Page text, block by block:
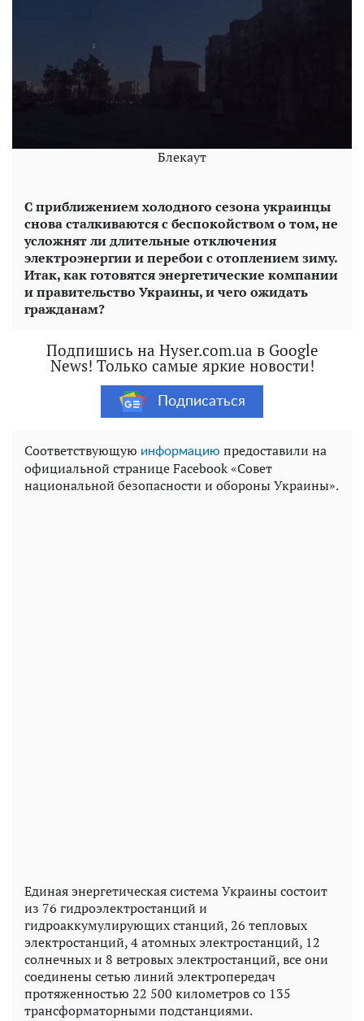
Блекаут
С приближением холодного сезона украинцы
снова сталкиваются с беспокойством о том, не
усложнят ли длительные отключения
электроэнергии и перебои с отоплением зиму.
Итак, как готовятся энергетические компании
и правительство Украины, и чего ожидать
гражданам?
Подпишись на Hyser.com.ua в Google
News! Только самые яркие новости!
Подписаться
Соответствующую информацию предоставили на
официальной странице Facebook «Совет
национальной безопасности и обороны Украины».
Единая энергетическая система Украины состоит
из 76 гидроэлектростанций и
гидроаккумулирующих станций, 26 тепловых
электростанций, 4 атомных электростанций, 12
солнечных и 8 ветровых электростанций, все они
соединены сетью линий электропередач
протяженностью 22 500 километров со 135
трансформаторными подстанциями.